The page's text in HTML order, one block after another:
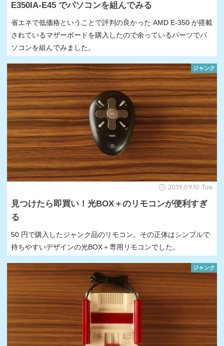
E350IA-E45 でパソコンを組んでみる
省エネで低価格ということで評判の良かった AMD E-350 が搭載
されているマザーボードを購入したので余っているパーツでパ
ソコンを組んでみました。
ジャンク
2019.09.10 Tue
見つけたら即買い！光BOX＋のリモコンが便利すぎ
る
50 円で購入したジャンク品のリモコン。その正体はシンプルで
持ちやすいデザインの光BOX＋専用リモコンでした。
ジャンク